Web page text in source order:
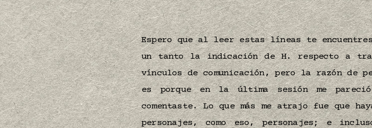
Espero que al leer estas líneas te
un tanto la indicación de H. respecto a
vínculos de comunicación, pero la razón de
es porque en la última sesión me
comentaste. Lo que más me atrajo fue que
personajes, como eso, personajes; e